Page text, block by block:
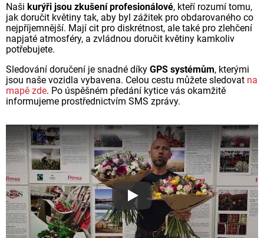
Naši kurýři jsou zkušení profesionálové, kteří rozumí tomu,
jak doručit květiny tak, aby byl zážitek pro obdarovaného co
nejpříjemnější. Mají cit pro diskrétnost, ale také pro zlehčení
napjaté atmosféry, a zvládnou doručit květiny kamkoliv
potřebujete.
Sledování doručení je snadné díky GPS systémům, kterými
jsou naše vozidla vybavena. Celou cestu můžete sledovat na
mapě zde. Po úspěšném předání kytice vás okamžitě
informujeme prostřednictvím SMS zprávy.
Proč jsou květiny z Florea